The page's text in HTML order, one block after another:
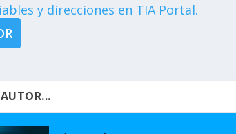
y direcciones en TIA Portal.